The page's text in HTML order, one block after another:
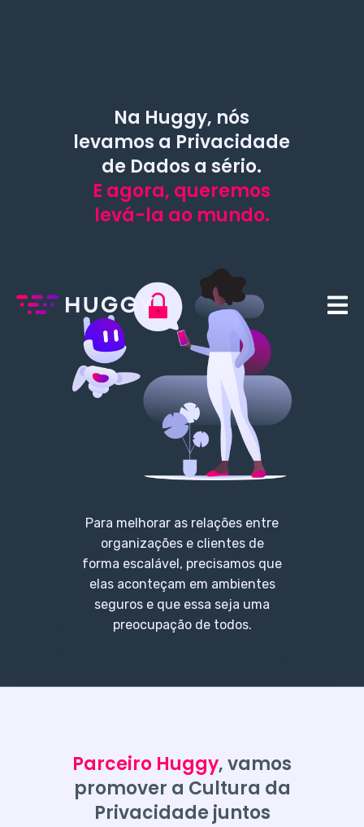
Na Huggy, nós
levamos a Privacidade
de Dados a sério.
E agora, queremos
levá-la ao mundo.
Para melhorar as relações entre
organizações e clientes de
forma escalável, precisamos que
elas aconteçam em ambientes
seguros e que essa seja uma
preocupação de todos.
Parceiro Huggy, vamos
promover a Cultura da
Privacidade juntos